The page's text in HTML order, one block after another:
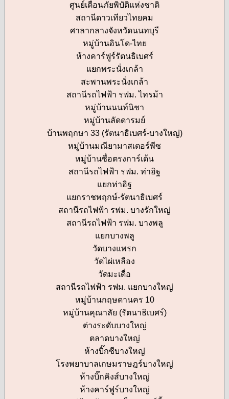
ศูนย์เตือนภัยพิบัติแห่งชาติ
สถานีดาวเทียวไทยคม
ศาลากลางจังหวัดนนทบุรี
หมู่บ้านอินโด-ไทย
ห้างคาร์ฟูร์รัตนธิเบศร์
แยกพระนั่งเกล้า
สะพานพระนั่งเกล้า
สถานีรถไฟฟ้า รฟม. ไทรม้า
หมู่บ้านนนท์นิชา
หมู่บ้านลัดดารมย์
บ้านพฤกษา 33 (รัตนาธิเบศร์-บางใหญ่)
หมู่บ้านมณียามาสเตอร์พีซ
หมู่บ้านซื่อตรงการ์เด้น
สถานีรถไฟฟ้า รฟม. ท่าอิฐ
แยกท่าอิฐ
แยกราชพฤกษ์-รัตนาธิเบศร์
สถานีรถไฟฟ้า รฟม. บางรักใหญ่
สถานีรถไฟฟ้า รฟม. บางพลู
แยกบางพลู
วัดบางแพรก
วัดไผ่เหลือง
วัดมะเดื่อ
สถานีรถไฟฟ้า รฟม. แยกบางใหญ่
หมู่บ้านกฤษดานคร 10
หมู่บ้านคุณาลัย (รัตนาธิเบศร์)
ต่างระดับบางใหญ่
ตลาดบางใหญ่
ห้างบิ๊กซีบางใหญ่
โรงพยาบาลเกษมราษฎร์บางใหญ่
ห้างบิ๊กคิงส์บางใหญ่
ห้างคาร์ฟูร์บางใหญ่